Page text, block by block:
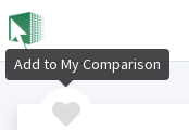
Add to My Comparison